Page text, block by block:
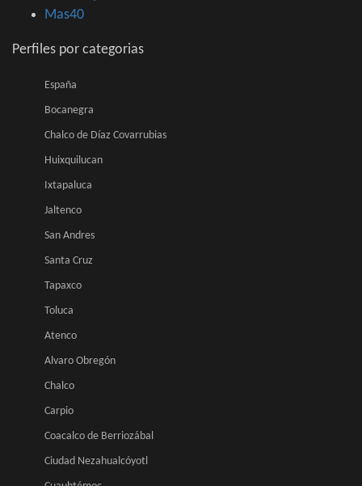
Mas40
Perfiles por categorias
España
Bocanegra
Chalco de Díaz Covarrubias
Huixquilucan
Ixtapaluca
Jaltenco
San Andres
Santa Cruz
Tapaxco
Toluca
Atenco
Alvaro Obregón
Chalco
Carpio
Coacalco de Berriozábal
Ciudad Nezahualcóyotl